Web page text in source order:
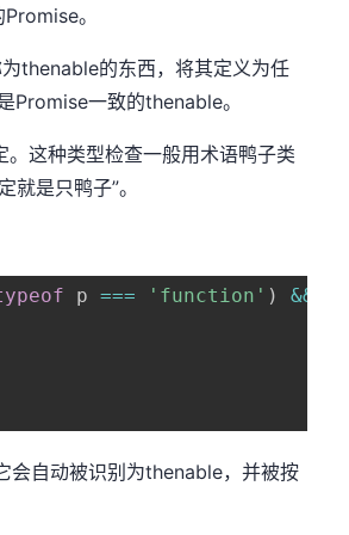
。
thenable的东西，将其定义为任
Promise一致的thenable。
这种类型检查一般用术语鸭子类
是只鸭子”。
p === 'function' ) &&
会自动被识别为thenable，并被按